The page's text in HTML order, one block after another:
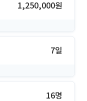
1,250,000원
7일
16명